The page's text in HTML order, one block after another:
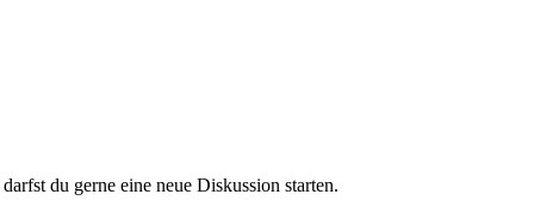
du gerne eine neue Diskussion starten.